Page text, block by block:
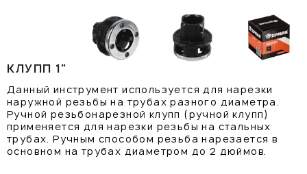
КЛУПП 1"
Данный инструмент используется для нарезки
наружной резьбы на трубах разного диаметра.
Ручной резьбонарезной клупп (ручной клупп)
применяется для нарезки резьбы на стальных
трубах. Ручным способом резьба нарезается в
основном на трубах диаметром до 2 дюймов.